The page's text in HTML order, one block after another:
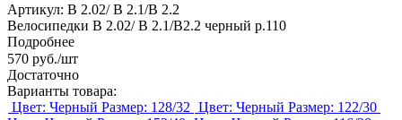
Артикул: В 2.02/ В 2.1/В 2.2
Велосипедки В 2.02/ В 2.1/В2.2 черный р.110
Подробнее
570 руб./шт
Достаточно
Варианты товара:
Цвет: Черный Размер: 128/32 Цвет: Черный Размер: 122/30